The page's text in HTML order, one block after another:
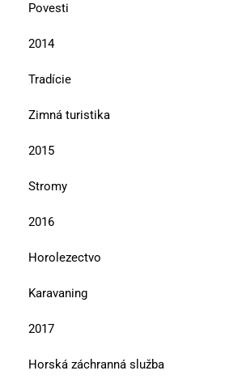
Povesti
2014
Tradície
Zimná turistika
2015
Stromy
2016
Horolezectvo
Karavaning
2017
Horská záchranná služba